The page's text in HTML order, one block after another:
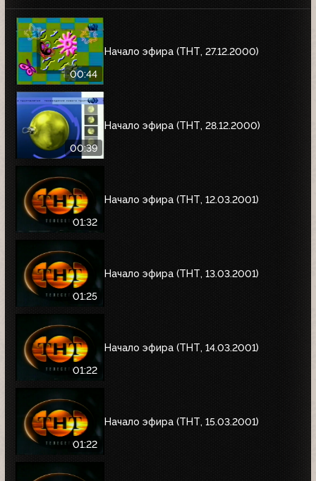
00:44
Начало эфира (ТНТ, 27.12.2000)
00:39
Начало эфира (ТНТ, 28.12.2000)
01:32
Начало эфира (ТНТ, 12.03.2001)
01:25
Начало эфира (ТНТ, 13.03.2001)
01:22
Начало эфира (ТНТ, 14.03.2001)
01:22
Начало эфира (ТНТ, 15.03.2001)